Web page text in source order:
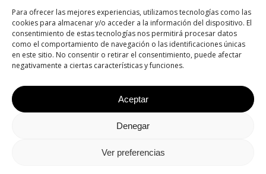
Para ofrecer las mejores experiencias, utilizamos tecnologías como las
cookies para almacenar y/o acceder a la información del dispositivo. El
consentimiento de estas tecnologías nos permitirá procesar datos
como el comportamiento de navegación o las identificaciones únicas
en este sitio. No consentir o retirar el consentimiento, puede afectar
negativamente a ciertas características y funciones.
Aceptar
Denegar
Ver preferencias
C. Calvet 30 3er 1a
08021 Barcelona
T: +34 934 342 138
© 2026 ADDMIRA | 360º Agency Since 2001.
Política de cookies